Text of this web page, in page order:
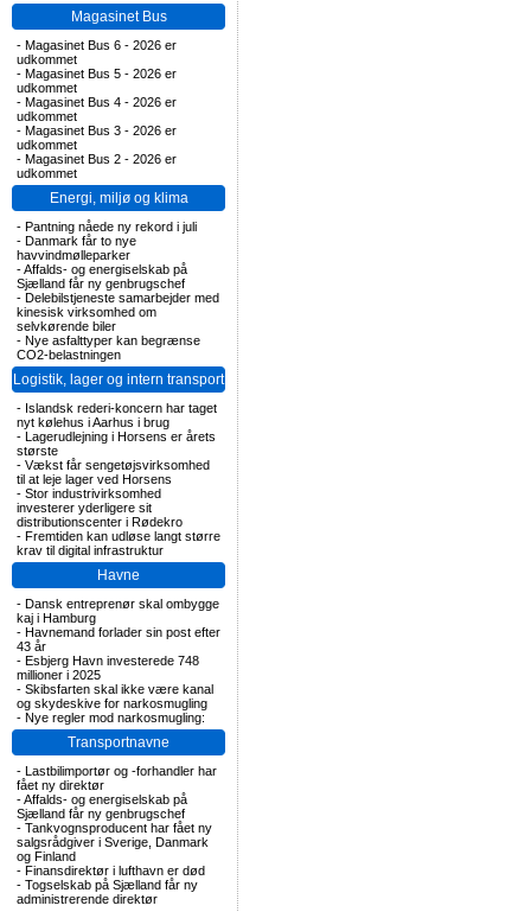
Magasinet Bus
- Magasinet Bus 6 - 2026 er
udkommet
- Magasinet Bus 5 - 2026 er
udkommet
- Magasinet Bus 4 - 2026 er
udkommet
- Magasinet Bus 3 - 2026 er
udkommet
- Magasinet Bus 2 - 2026 er
udkommet
Energi, miljø og klima
- Pantning nåede ny rekord i juli
- Danmark får to nye
havvindmølleparker
-Affalds- og energiselskab på
Sjælland får ny genbrugschef
- Delebilstjeneste samarbejder med
kinesisk virksomhed om
selvkørende biler
- Nye asfalttyper kan begrænse
CO2-belastningen
Logistik, lager og intern transport
- Islandsk rederi-koncern har taget
nyt kølehus i Aarhus i brug
- Lagerudlejning i Horsens er årets
største
- Vækst får sengetøjsvirksomhed
til at leje lager ved Horsens
- Stor industrivirksomhed
investerer yderligere sit
distributionscenter i Rødekro
- Fremtiden kan udløse langt større
krav til digital infrastruktur
Havne
- Dansk entreprenør skal ombygge
kaj i Hamburg
- Havnemand forlader sin post efter
43 år
- Esbjerg Havn investerede 748
millioner i 2025
- Skibsfarten skal ikke være kanal
og skydeskive for narkosmugling
- Nye regler mod narkosmugling:
Transportnavne
- Lastbilimportør og -forhandler har
fået ny direktør
-Affalds- og energiselskab på
Sjælland får ny genbrugschef
- Tankvognsproducent har fået ny
salgsrådgiver i Sverige, Danmark
og Finland
- Finansdirektør i lufthavn er død
- Togselskab på Sjælland får ny
administrerende direktør